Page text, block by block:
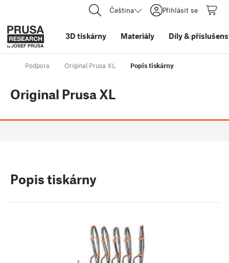
Čeština Přihlásit se
3D tiskárny Materiály Díly&
Podpora Original Prusa XL Popis tiskárny
Original Prusa XL
Popis tiskárny